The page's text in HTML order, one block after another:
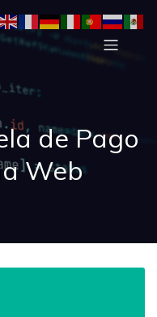
de Pago
Web